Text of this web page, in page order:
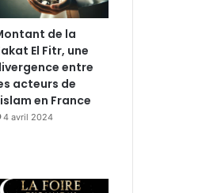
de la
El Fitr, une
entre
acteurs de
en France
4 avril 2024